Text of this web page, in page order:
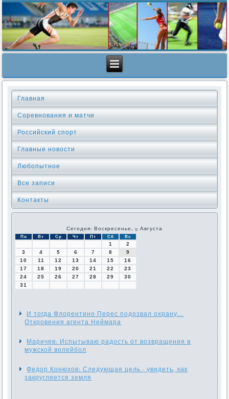
Главная
Соревнования и матчи
Российский спорт
Главные новости
Любопытное
Все записи
Контакты
Сегодня: Воскресенье, 9 Августа
Пн Вт Ср Чт Пт Сб Вс
1
2
3
4 5 6 7 8
9
10
11 12 13 14 15
16
17
18 19 20 21 22
23
24
25 26 27 28 29
30
31
И тогда Флорентино Перес подозвал охрану...
Откровения агента Неймара
Маричев: Испытываю радость от возвращения в
мужской волейбол
Федор Конюхов: Следующая цель - увидеть, как
закругляется земля